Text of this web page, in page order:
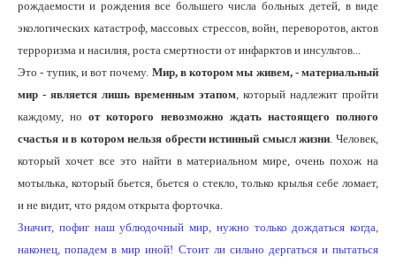
рождаемости и рождения все большего числа больных детей, в виде
экологических катастроф, массовых стрессов, войн, переворотов, актов
терроризма и насилия, роста смертности от инфарктов и инсультов...
Это - тупик, и вот почему. Мир, в котором мы живем, - материальный
мир - является лишь временным этапом, который надлежит пройти
каждому, ноот которого невозможно ждать настоящего полного
счастья и в котором нельзя обрести истинный смысл жизни. Человек,
который хочет все это найти в материальном мире, очень похож на
мотылька, который бьется, бьется о стекло, только крылья себе ломает,
и не видит, что рядом открыта форточка.
Значит, пофиг наш ублюдочный мир, нужно только дождаться когда,
наконец, попадем в мир иной! Стоит ли сильно дергаться и пытаться